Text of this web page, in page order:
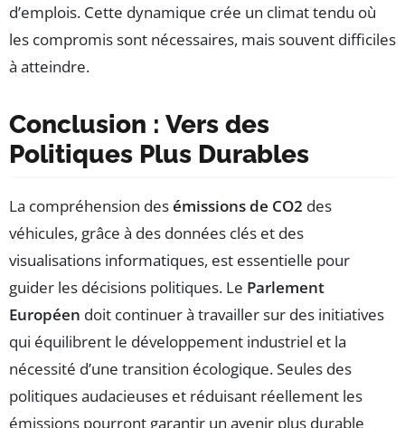
d’emplois. Cette dynamique crée un climat tendu où
les compromis sont nécessaires, mais souvent difficiles
à atteindre.
Conclusion : Vers des
Politiques Plus Durables
La compréhension desémissions de CO2 des
véhicules, grâce à des données clés et des
visualisations informatiques, est essentielle pour
guider les décisions politiques. Le Parlement
Européen doit continuer à travailler sur des initiatives
qui équilibrent le développement industriel et la
nécessité d’une transition écologique. Seules des
politiques audacieuses et réduisant réellement les
émissions pourront garantir un avenir plus durable